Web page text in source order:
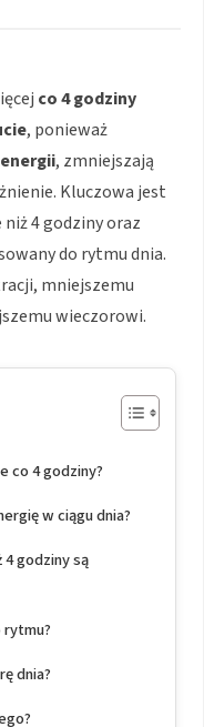
co 4 godziny
, ponieważ
, zmniejszają
Kluczowa jest
4 godziny oraz
do rytmu dnia.
mniejszemu
wieczorowi.
co 4 godziny?
w ciągu dnia?
4 godziny są
dnia?